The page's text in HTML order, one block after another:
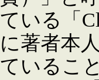
ている「
に著者本
ているこ